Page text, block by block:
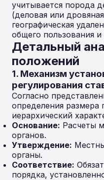
учитывается порода
(деловая или
географическая
общего пользования
Детальный
положений
1. Механизм
регулирования
Согласно
определения размера
иерархический
Основание: Расчеты
органов.
Утверждение:
органы.
Соответствие:
порядка,